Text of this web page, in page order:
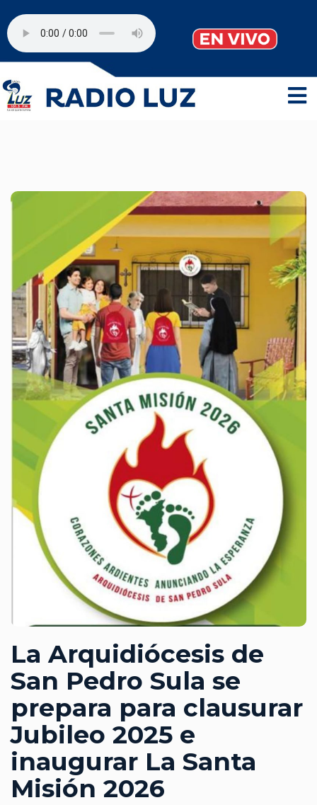
La Arquidiócesis de
San Pedro Sula se
prepara para clausurar
Jubileo 2025 e
inaugurar La Santa
Misión 2026